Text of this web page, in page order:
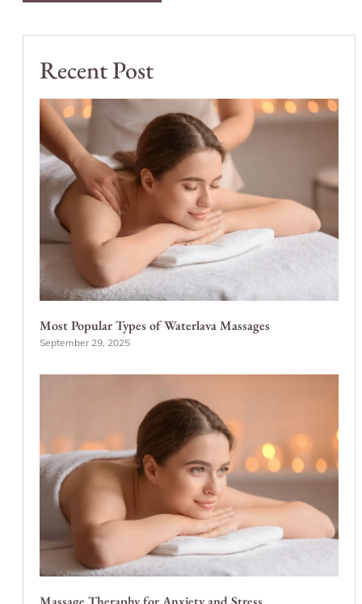
Recent Post
Most Popular Types of Waterlava Massages
September 29, 2025